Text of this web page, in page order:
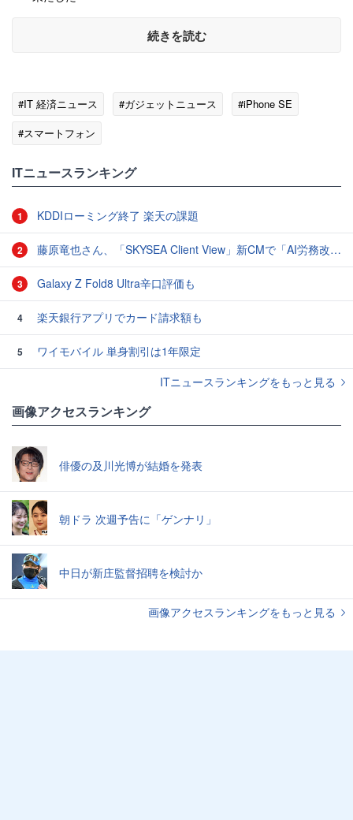
続きを読む
#IT 経済ニュース #ガジェットニュース
#iPhone SE
#スマートフォン
ITニュースランキング
1 KDDIローミング終了 楽天の課題
2 藤原竜也さん、「SKYSEA Client View」新CMで「AI労務改善」をアピール 働き方をAIが分析したら「すぐに休んで」と言われる？
3 Galaxy Z Fold8 Ultra辛口評価も
4 楽天銀行アプリでカード請求額も
5
ワイモバイル 単身割引は1年限定
ITニュースランキングをもっと見る
画像アクセスランキング
俳優の及川光博が結婚を発表
朝ドラ 次週予告に「ゲンナリ」
中日が新庄監督招聘を検討か
画像アクセスランキングをもっと見る